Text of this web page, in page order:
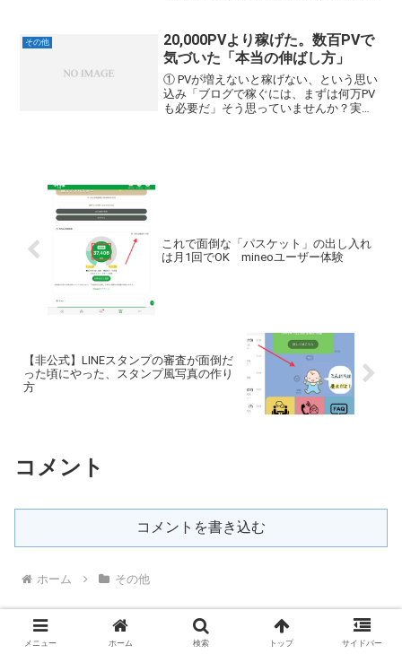
実は今、キャッシュレス化の進行によっ
て、集金の現場ではこの...
その他
20,000PVより稼げた。数百PVで
気づいた「本当の伸ばし方」
① PVが増えないと稼げない、という思い
込み「ブログで稼ぐには、まずは何万PV
も必要だ」そう思っていませんか？実
これで面倒な「パスケット」の出し入れ
は月1回でOK mineoユーザー体験
【非公式】LINEスタンプの審査が面倒だ
った頃にやった、スタンプ風写真の作り
方
コメント
コメントを書き込む
ホーム その他
メニュー ホーム 検索 トップ サイドバー